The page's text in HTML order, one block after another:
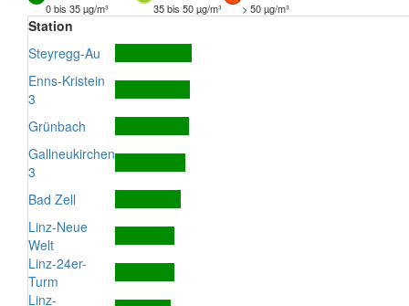
0 bis 35 µg/m³
35 bis 50 µg/m³ > 50 µg/m³
Station
Steyregg-Au
Enns-Kristein
3
Grünbach
Gallneukirchen
3
Bad Zell
Linz-Neue
Welt
Linz-24er-
Turm
Linz-